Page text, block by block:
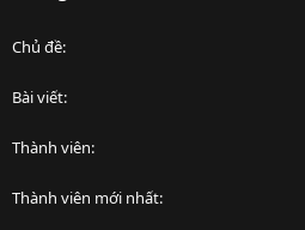
Chủ đề
Bài viết
Thành viên
Thành viên mới nhất